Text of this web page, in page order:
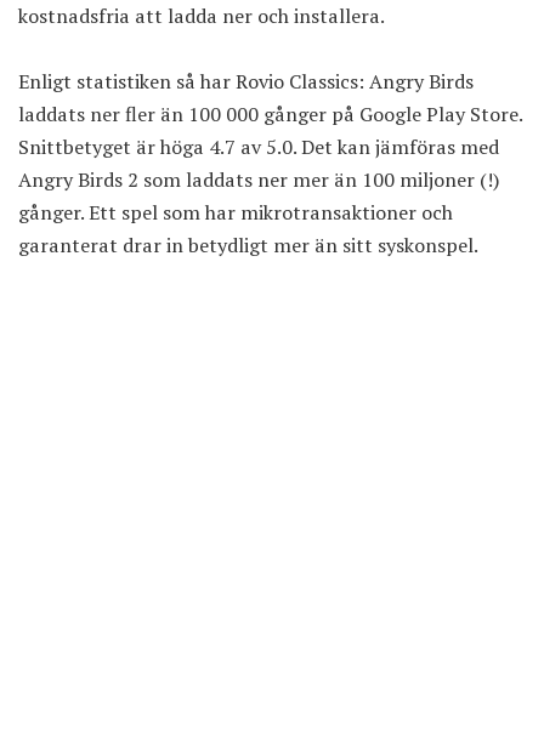
kostnadsfria att ladda ner och installera.
Enligt statistiken så har Rovio Classics: Angry Birds
laddats ner fler än 100 000 gånger på Google Play Store.
Snittbetyget är höga 4.7 av 5.0. Det kan jämföras med
Angry Birds 2 som laddats ner mer än 100 miljoner (!)
gånger. Ett spel som har mikrotransaktioner och
garanterat drar in betydligt mer än sitt syskonspel.